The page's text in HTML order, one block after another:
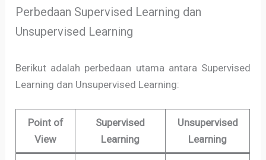
Perbedaan Supervised Learning dan
Unsupervised Learning
Berikut adalah perbedaan utama antara Supervised
Learning dan Unsupervised Learning:
Point of
View
Supervised
Learning
Unsupervised
Learning